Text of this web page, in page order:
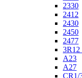
2330
2412
2430
2450
2477
3R12
A23
A27
CR1/